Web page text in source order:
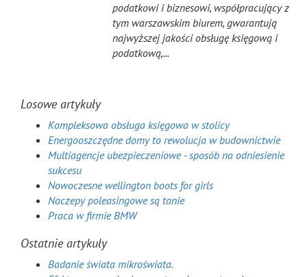
podatkowi i biznesowi, współpracujący z
tym warszawskim biurem, gwarantują
najwyższej jakości obsługę księgową i
podatkową,...
Losowe artykuły
Kompleksowa obsługa księgowa w stolicy
Energooszczędne domy to rewolucja w budownictwie
Multiagencje ubezpieczeniowe - sposób na odniesienie
sukcesu
Nowoczesne wellington boots for girls
Naczepy poleasingowe są tanie
Praca w firmie BMW
Ostatnie artykuły
Badanie świata mikroświata.